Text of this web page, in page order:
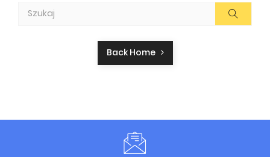
Back Home